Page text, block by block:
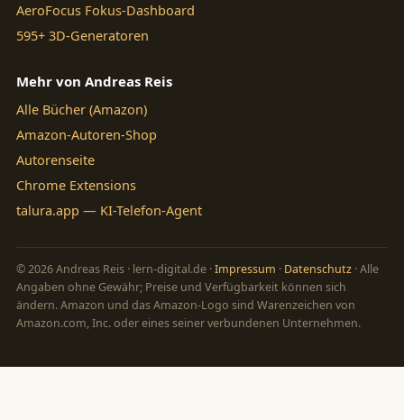
AeroFocus Fokus-Dashboard
595+ 3D-Generatoren
Mehr von Andreas Reis
Alle Bücher (Amazon)
Amazon-Autoren-Shop
Autorenseite
Chrome Extensions
talura.app — KI-Telefon-Agent
© 2026 Andreas Reis · lern-digital.de ·Impressum · Datenschutz · Alle
Angaben ohne Gewähr; Preise und Verfügbarkeit können sich
ändern. Amazon und das Amazon-Logo sind Warenzeichen von
Amazon.com, Inc. oder eines seiner verbundenen Unternehmen.